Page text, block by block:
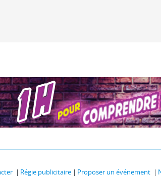
Régie publicitaire Proposer un événement